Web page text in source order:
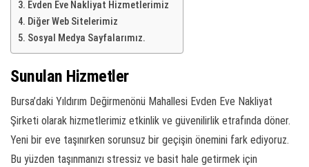
Evden Eve Nakliyat Hizmetlerimiz
Diğer Web Sitelerimiz
Sosyal Medya Sayfalarımız.
Sunulan Hizmetler
Bursa’daki Yıldırım Değirmenönü Mahallesi Evden Eve Nakliyat
Şirketi olarak hizmetlerimiz etkinlik ve güvenilirlik etrafında döner.
Yeni bir eve taşınırken sorunsuz bir geçişin önemini fark ediyoruz.
Bu yüzden taşınmanızı stressiz ve basit hale getirmek için